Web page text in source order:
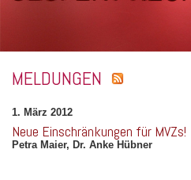
MELDUNGEN
1. März 2012
Neue Einschränkungen für MVZs!
Petra Maier, Dr. Anke Hübner